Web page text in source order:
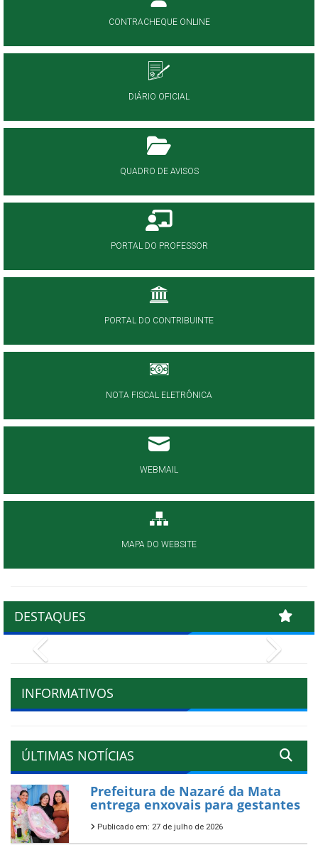
CONTRACHEQUE ONLINE
DIÁRIO OFICIAL
QUADRO DE AVISOS
PORTAL DO PROFESSOR
PORTAL DO CONTRIBUINTE
NOTA FISCAL ELETRÔNICA
WEBMAIL
MAPA DO WEBSITE
DESTAQUES
INFORMATIVOS
ÚLTIMAS NOTÍCIAS
Prefeitura de Nazaré da Mata
entrega enxovais para gestantes
Publicado em: 27 de julho de 2026